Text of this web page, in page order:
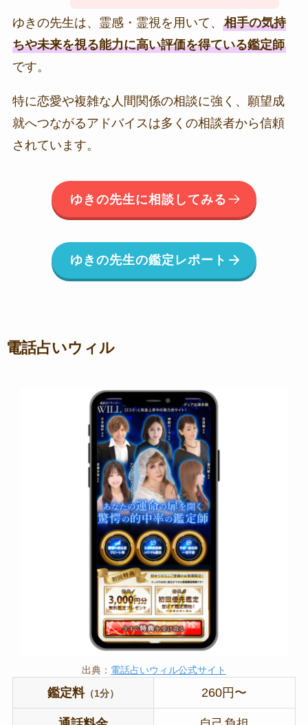
ゆきの先生は、霊感・霊視を用いて、 相手の気持
ちや未来を視る能力に高い評価を得ている鑑定師
です。
特に恋愛や複雑な人間関係の相談に強く、願望成
就へつながるアドバイスは多くの相談者から信頼
されています。
ゆきの先生に相談してみる
ゆきの先生の鑑定レポート
電話占いウィル
出典： 電話占いウィル公式サイト
鑑定料（1分） 260円〜